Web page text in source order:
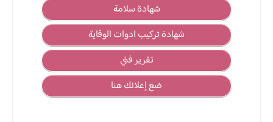
شهادة سلامة
شهادة تركيب ادوات الوقاية
تقرير فني
ضع إعلانك هنا